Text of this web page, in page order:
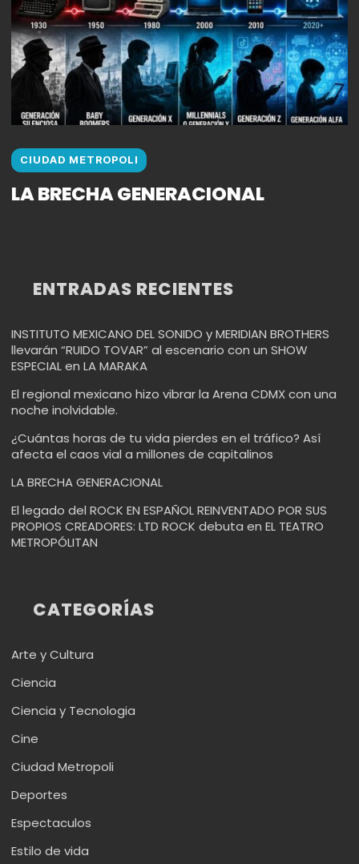
CIUDAD METROPOLI
LA BRECHA GENERACIONAL
ENTRADAS RECIENTES
INSTITUTO MEXICANO DEL SONIDO y MERIDIAN BROTHERS
llevarán “RUIDO TOVAR” al escenario con un SHOW
ESPECIAL en LA MARAKA
El regional mexicano hizo vibrar la Arena CDMX con una
noche inolvidable.
¿Cuántas horas de tu vida pierdes en el tráfico? Así
afecta el caos vial a millones de capitalinos
LA BRECHA GENERACIONAL
El legado del ROCK EN ESPAÑOL REINVENTADO POR SUS
PROPIOS CREADORES: LTD ROCK debuta en EL TEATRO
METROPÓLITAN
CATEGORÍAS
Arte y Cultura
Ciencia
Ciencia y Tecnologia
Cine
Ciudad Metropoli
Deportes
Espectaculos
Estilo de vida